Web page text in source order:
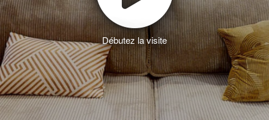
Débutez la visite